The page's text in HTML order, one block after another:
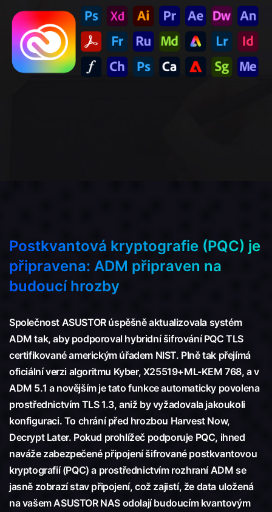
Postkvantová kryptografie (PQC) je
připravena: ADM připraven na
budoucí hrozby
Společnost ASUSTOR úspěšně aktualizovala systém
ADM tak, aby podporoval hybridní šifrování PQC TLS
certifikované americkým úřadem NIST. Plně tak přejímá
oficiální verzi algoritmu Kyber, X25519+ML-KEM 768, a v
ADM 5.1 a novějším je tato funkce automaticky povolena
prostřednictvím TLS 1.3, aniž by vyžadovala jakoukoli
konfiguraci. To chrání před hrozbou Harvest Now,
Decrypt Later. Pokud prohlížeč podporuje PQC, ihned
naváže zabezpečené připojení šifrované postkvantovou
kryptografií (PQC) a prostřednictvím rozhraní ADM se
jasně zobrazí stav připojení, což zajistí, že data uložená
na vašem ASUSTOR NAS odolají budoucím kvantovým